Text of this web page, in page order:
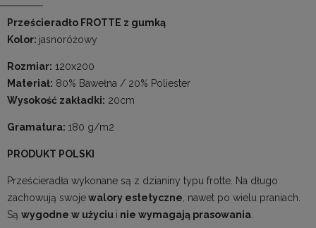
Prześcieradło FROTTE z gumką
Kolor: jasnoróżowy
Rozmiar: 120x200
Materiał: 80% Bawełna / 20% Poliester
Wysokość zakładki: 20cm
Gramatura: 180 g/m2
PRODUKT POLSKI
Prześcieradła wykonane są z dzianiny typu frotte. Na długo
zachowują swojewalory estetyczne , nawet po wielu praniach.
Są wygodne w użyciu i nie wymagają prasowania